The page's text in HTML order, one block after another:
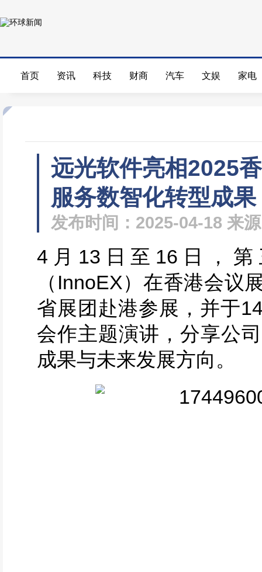
首页 资讯 科技 财商 汽车 文娱 家电
远光软件亮相2025
服务数智化转型成果
发布时间：2025-04-18 来
4月13日至16日，第
（InnoEX）在香港会议
省展团赴港参展，并于
会作主题演讲，分享公
成果与未来发展方向。